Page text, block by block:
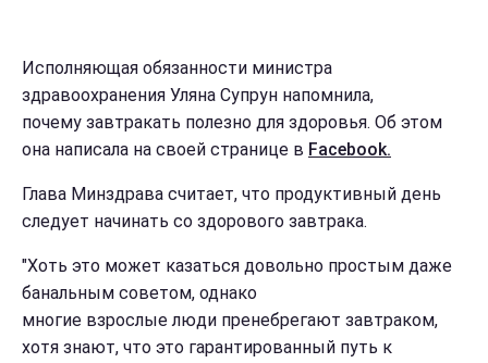
Исполняющая обязанности министра
здравоохранения Уляна Супрун напомнила,
почему завтракать полезно для здоровья. Об этом
она написала на своей странице в Facebook.
Глава Минздрава считает, что продуктивный день
следует начинать со здорового завтрака.
"Хоть это может казаться довольно простым даже
банальным советом, однако
многие взрослые люди пренебрегают завтраком,
хотя знают, что это гарантированный путь к